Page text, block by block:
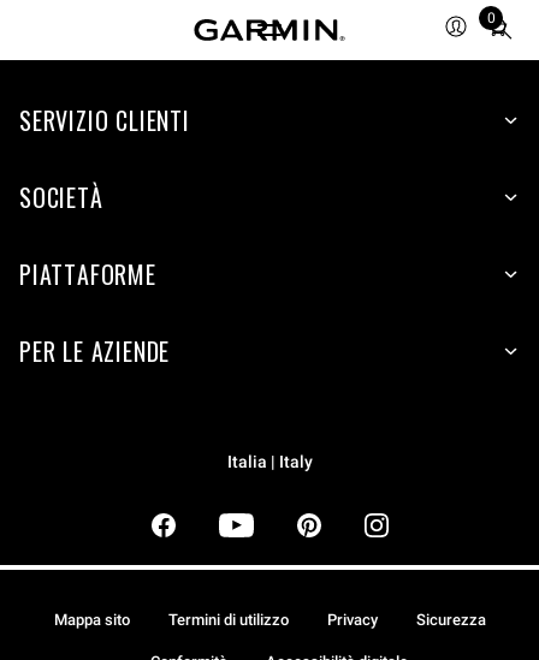
0
Total
items
cart:
SERVIZIO CLIENTI
SOCIETÀ
PIATTAFORME
PER LE AZIENDE
Italia | Italy
Mappa sito Termini di utilizzo Privacy Sicurezza